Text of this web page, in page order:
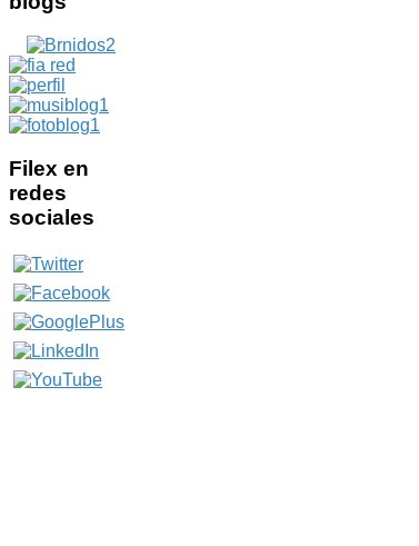
Filex en
redes
sociales